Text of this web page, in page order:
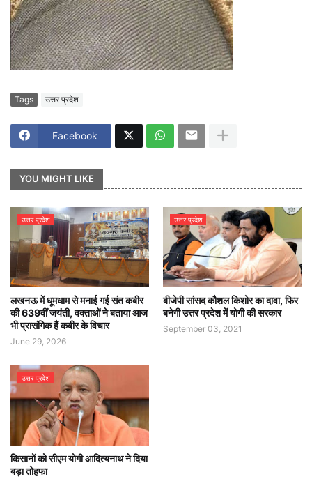
Tags उत्तर प्रदेश
Facebook
YOU MIGHT LIKE
उत्तर प्रदेश
लखनऊ में धूमधाम से मनाई गई संत कबीर
की 639वीं जयंती, वक्ताओं ने बताया आज
भी प्रासंगिक हैं कबीर के विचार
June 29, 2026
उत्तर प्रदेश
बीजेपी सांसद कौशल किशोर का दावा, फिर
बनेगी उत्तर प्रदेश में योगी की सरकार
September 03, 2021
उत्तर प्रदेश
किसानों को सीएम योगी आदित्यनाथ ने दिया
बड़ा तोहफा